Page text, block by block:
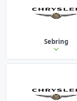
Sebring